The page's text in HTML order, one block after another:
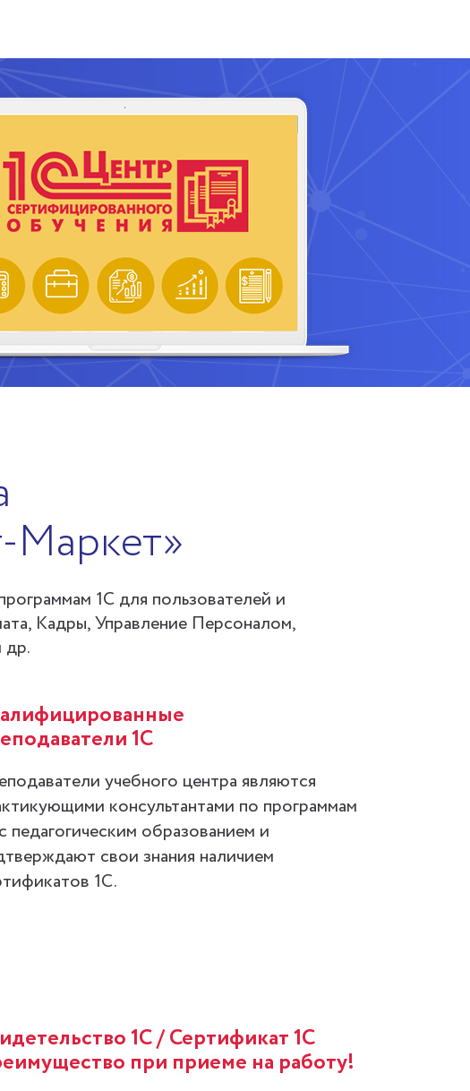
Маркет»
1С для пользователей и
Кадры, Управление Персоналом,
1С
учебного центра являются
консультантами по программам
педагогическим образованием и
свои знания наличием
1С.
1С / Сертификат 1С
при приеме на работу!